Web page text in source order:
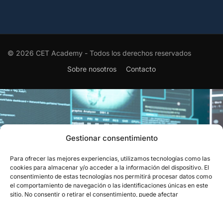
Gestionar consentimiento
Para ofrecer las mejores experiencias, utilizamos tecnologías como las
cookies para almacenar y/o acceder a la información del dispositivo. El
consentimiento de estas tecnologías nos permitirá procesar datos como
el comportamiento de navegación o las identificaciones únicas en este
sitio. No consentir o retirar el consentimiento, puede afectar
© 2026 CET Academy - Todos los derechos reservados
Sobre nosotros
Contacto
EL RECONOCIMIENTO QUE
CIERRA EL CÍRCULO